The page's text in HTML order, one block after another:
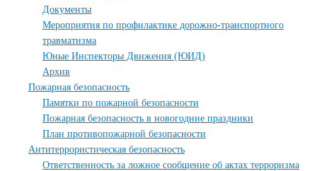
Документы
Мероприятия по профилактике дорожно-транспортного
травматизма
Юные Инспекторы Движения (ЮИД)
Архив
Пожарная безопасность
Памятки по пожарной безопасности
Пожарная безопасность в новогодние праздники
План противопожарной безопасности
Антитеррористическая безопасность
Ответственность за ложное сообщение об актах терроризма